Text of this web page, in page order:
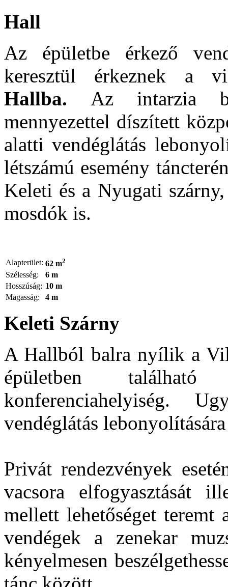
Hall
Az épületbe érkező
keresztül érkeznek a
Hallba. Az intarzia
mennyezettel díszített
alatti vendéglátás
létszámú esemény
Keleti és a Nyugati
mosdók is.
Alapterület: 62 m2
Szélesség:
6 m
Hosszúság: 10 m
Magasság:
4 m
Keleti Szárny
A Hallból balra nyílik a
épületben
konferenciahelyiség.
vendéglátás
Privát rendezvények
vacsora elfogyasztását
mellett lehetőséget teremt
vendégek a zenekar
kényelmesen